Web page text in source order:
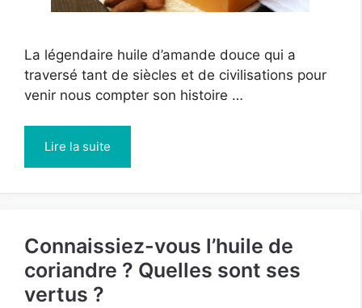
La légendaire huile d’amande douce qui a
traversé tant de siècles et de civilisations pour
venir nous compter son histoire …
Lire la suite
Connaissiez-vous l’huile de
coriandre ? Quelles sont ses
vertus ?